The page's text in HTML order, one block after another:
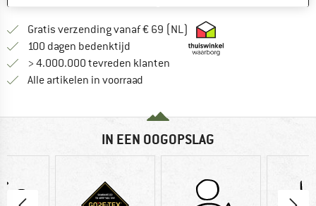
Gratis verzending vanaf € 69 (NL) Vind hier de
100 dagen bedenktijd Vind de betalingsinformatie hier!
> 4.000.000 tevreden klanten
Alle artikelen in voorraad
IN EEN OOGOPSLAG